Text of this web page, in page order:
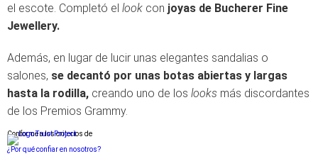
el escote. Completó el look con joyas de Bucherer Fine
Jewellery.
Además, en lugar de lucir unas elegantes sandalias o
salones, se decantó por unas botas abiertas y largas
hasta la rodilla, creando uno de los looks más discordantes
de los Premios Grammy.
Conforme a los criterios de
¿Por qué confiar en nosotros?